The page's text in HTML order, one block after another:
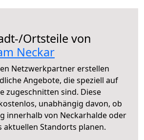
Ortsteile von
Neckar
Netzwerkpartner erstellen
Angebote, die speziell auf
zugeschnitten sind. Diese
unabhängig davon, ob
innerhalb von Neckarhalde oder
aktuellen Standorts planen.